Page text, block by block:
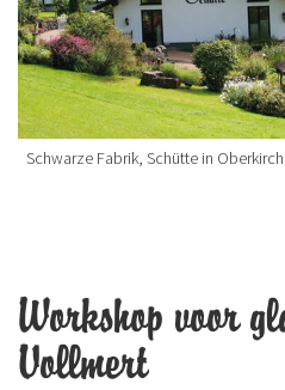
Schwarze Fabrik, Schütte in
Workshop voor
Vollmert